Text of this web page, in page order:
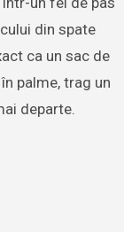
din spate
ca un sac de
palme, trag un
departe.